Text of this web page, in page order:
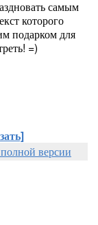
самым
которого
подарком для
=)
версии